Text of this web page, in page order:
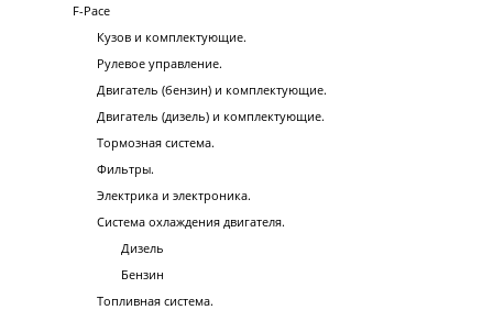
F-Pace
Кузов и комплектующие.
Рулевое управление.
Двигатель (бензин) и комплектующие.
Двигатель (дизель) и комплектующие.
Тормозная система.
Фильтры.
Электрика и электроника.
Система охлаждения двигателя.
Дизель
Бензин
Топливная система.